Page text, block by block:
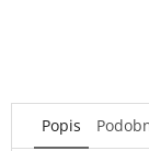
Popis